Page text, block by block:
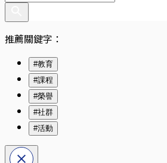
推薦關鍵字：
#教育
#課程
#榮譽
#社群
#活動